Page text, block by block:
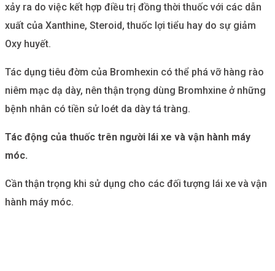
xảy ra do việc kết hợp điều trị đồng thời thuốc với các dẫn
xuất của Xanthine, Steroid, thuốc lợi tiểu hay do sự giảm
Oxy huyết.
Tác dụng tiêu đờm của Bromhexin có thể phá vỡ hàng rào
niêm mạc dạ dày, nên thận trọng dùng Bromhxine ở những
bệnh nhân có tiền sử loét da dày tá tràng.
Tác động của thuốc trên người lái xe và vận hành máy
móc.
Cần thận trọng khi sử dụng cho các đối tượng lái xe và vận
hành máy móc.